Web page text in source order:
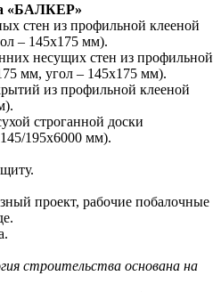
«БАЛКЕР»
стен из профильной клееной
– 145х175 мм).
несущих стен из профильной
мм, угол – 145х175 мм).
из профильной клееной
строганной доски
195х6000 мм).
проект, рабочие побалочные
строительства основана на